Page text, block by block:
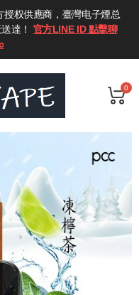
权供應商，臺灣电子煙总
達！ 官方LINE ID 點擊聊
0